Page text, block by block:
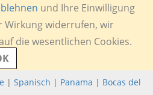
und Ihre Einwilligung
Wirkung widerrufen, wir
die wesentlichen Cookies.
| Spanisch | Panama | Bocas del